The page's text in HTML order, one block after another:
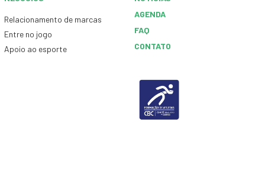
Relacionamento de marcas
Entre no jogo
Apoio ao esporte
AGENDA
FAQ
CONTATO